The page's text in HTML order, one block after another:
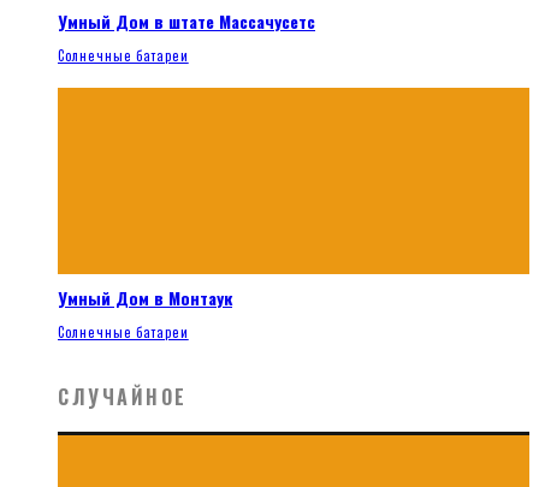
Умный Дом в штате Массачусетс
Солнечные батареи
Умный Дом в Монтаук
Солнечные батареи
СЛУЧАЙНОЕ